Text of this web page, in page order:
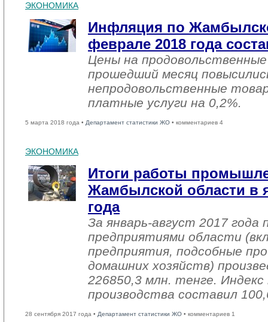
ЭКОНОМИКА
Инфляция по
феврале 2018 года
Цены на
прошедший месяц
непродовольственные
платные услуги на 0,2%.
5 марта 2018 года • Департамент статистики ЖО • комментариев 4
ЭКОНОМИКА
Итоги работы
Жамбылской области в
года
За январь-август 2017
предприятиями области
предприятия, подсобные
домашних хозяйств)
226850,3 млн. тенге.
производства составил
28 сентября 2017 года • Департамент статистики ЖО • комментариев 1